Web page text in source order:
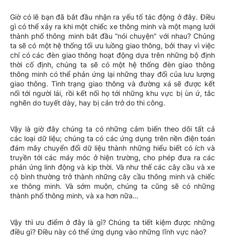
Giờ có lẽ bạn đã bắt đầu nhận ra yếu tố tác động ở đây. Điều
gì có thể xảy ra khi một chiếc xe thông minh và một mạng lưới
thành phố thông minh bắt đầu “nói chuyện” với nhau? Chúng
ta sẽ có một hệ thống tối ưu luồng giao thông, bởi thay vì việc
chỉ có các đèn giao thông hoạt động dựa trên những bộ định
thời cố định, chúng ta sẽ có một hệ thống đèn giao thông
thông minh có thể phản ứng lại những thay đổi của lưu lượng
giao thông. Tình trạng giao thông và đường xá sẽ được kết
nối tới người lái, rồi kết nối họ tới những khu vực bị ùn ứ, tắc
nghẽn do tuyết dày, hay bị cản trở do thi công.
Vậy là giờ đây chúng ta có những cảm biến theo dõi tất cả
các loại dữ liệu; chúng ta có các ứng dụng trên nền điện toán
đám mây chuyển đổi dữ liệu thành những hiểu biết có ích và
truyền tới các máy móc ở hiện trường, cho phép đưa ra các
phản ứng linh động và kịp thời. Và như thế các cây cầu và xe
cộ bình thường trở thành những cây cầu thông minh và chiếc
xe thông minh. Và sớm muộn, chúng ta cũng sẽ có những
thành phố thông minh, và xa hơn nữa…
Vậy thì ưu điểm ở đây là gì? Chúng ta tiết kiệm được những
điều gì? Điều này có thể ứng dụng vào những lĩnh vực nào?